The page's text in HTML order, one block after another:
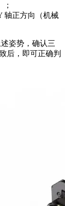
轴正方向（机械
姿势，确认三
后，即可正确判